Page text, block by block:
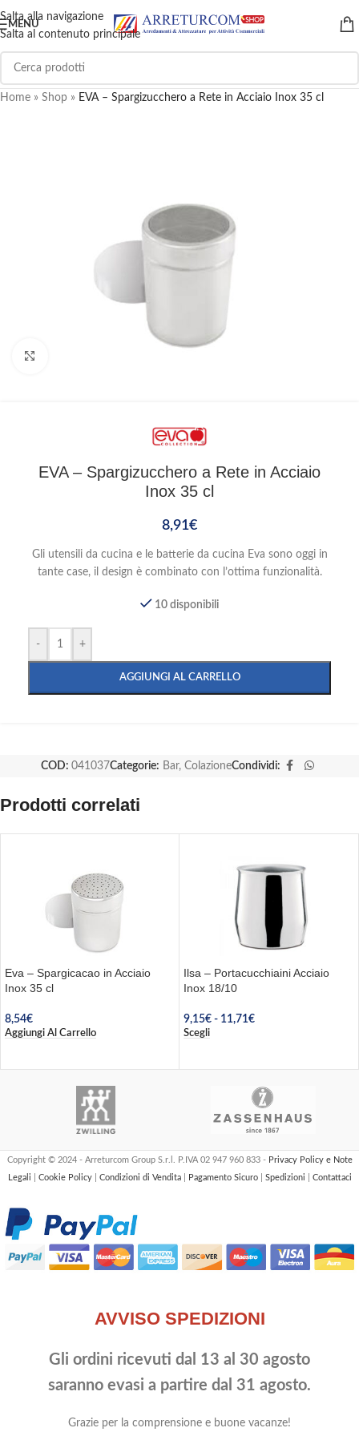
Salta alla navigazione
Salta al contenuto principale
MENU
Home » Shop » EVA – Spargizucchero a Rete in Acciaio Inox 35 cl
EVA – Spargizucchero a Rete in Acciaio
Inox 35 cl
8,91€
Gli utensili da cucina e le batterie da cucina Eva sono oggi in
tante case, il design è combinato con l’ottima funzionalità.
10 disponibili
- +
AGGIUNGI AL CARRELLO
COD: 041037Categorie: Bar, ColazioneCondividi:
Prodotti correlati
Eva – Spargicacao in Acciaio
Inox 35 cl
8,54€
Aggiungi Al Carrello
Ilsa – Portacucchiaini Acciaio
Inox 18/10
9,15€ - 11,71€
Scegli
Copyright © 2024 - Arreturcom Group S.r.l. P.IVA 02 947 960 833 - Privacy Policy e Note
Legali
Cookie Policy Condizioni di Vendita Pagamento Sicuro Spedizioni Contattaci
AVVISO SPEDIZIONI
Gli ordini ricevuti dal 13 al 30 agosto
saranno evasi a partire dal 31 agosto.
Grazie per la comprensione e buone vacanze!